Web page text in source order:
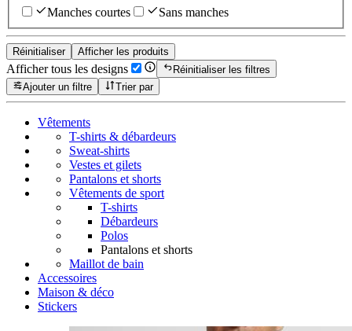
Manches courtes
Sans manches
Réinitialiser Afficher les produits
Afficher tous les designs
Réinitialiser les filtres
Ajouter un filtre
Trier par
Vêtements
T-shirts & débardeurs
Sweat-shirts
Vestes et gilets
Pantalons et shorts
Vêtements de sport
T-shirts
Débardeurs
Polos
Pantalons et shorts
Maillot de bain
Accessoires
Maison & déco
Stickers